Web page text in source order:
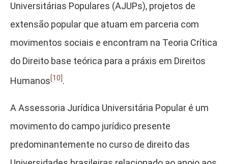
Universitárias Populares (AJUPs), projetos de
extensão popular que atuam em parceria com
movimentos sociais e encontram na Teoria Crítica
do Direito base teórica para a práxis em Direitos
Humanos[10].
A Assessoria Jurídica Universitária Popular é um
movimento do campo jurídico presente
predominantemente no curso de direito das